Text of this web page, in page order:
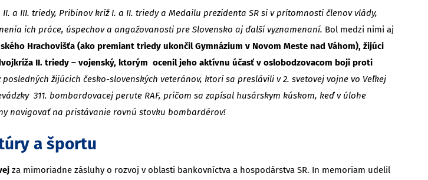
a III. triedy, Pribinov kríž I. a II. triedy a Medailu prezidenta SR si v prítomnosti členov vlády,
ich práce, úspechov a angažovanosti pre Slovensko aj ďalší vyznamenaní. Bol medzi nimi aj
Hrachovišťa (ako premiant triedy ukončil Gymnázium v Novom Meste nad Váhom), žijúci
II. triedy – vojenský, ktorým ocenil jeho aktívnu účasť v oslobodzovacom boji proti
žijúcich česko-slovenských veteránov, ktorí sa preslávili v 2. svetovej vojne vo Veľkej
311. bombardovacej perute RAF, pričom sa zapísal husárskym kúskom, keď v úlohe
navigovať na pristávanie rovnú stovku bombardérov!
a športu
za mimoriadne zásluhy o rozvoj v oblasti bankovníctva a hospodárstva SR. In memoriam udelil